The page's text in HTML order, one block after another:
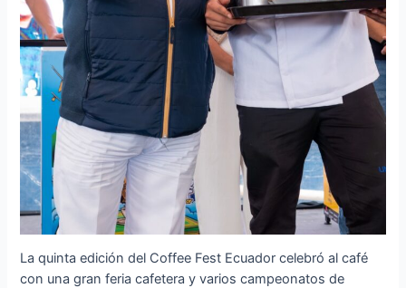
La quinta edición del Coffee Fest Ecuador celebró al café
con una gran feria cafetera y varios campeonatos de